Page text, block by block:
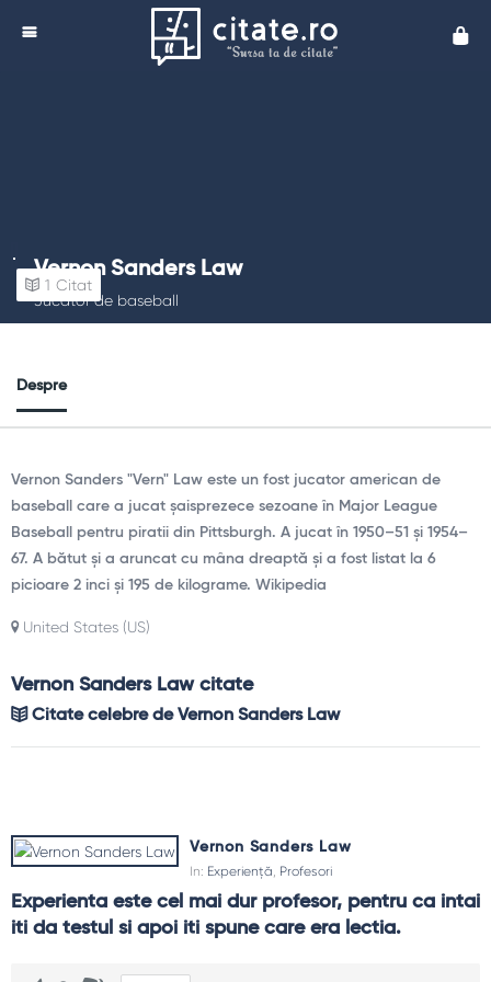
Vernon Sanders Law
Jucător de baseball
1 Citat
Despre
Vernon Sanders "Vern" Law este un fost jucator american de
baseball care a jucat șaisprezece sezoane în Major League
Baseball pentru piratii din Pittsburgh. A jucat în 1950–51 și 1954–
67. A bătut și a aruncat cu mâna dreaptă și a fost listat la 6
picioare 2 inci și 195 de kilograme. Wikipedia
United States (US)
Vernon Sanders Law citate
Citate celebre de Vernon Sanders Law
Vernon Sanders Law
In: Experiență, Profesori
Experienta este cel mai dur profesor, pentru ca intai
iti da testul si apoi iti spune care era lectia.